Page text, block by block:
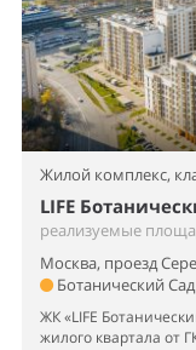
Жилой комплекс,
LIFE
реализуемые
Москва, проезд
Ботанический Сад
ЖК «LIFE
жилого квартала от